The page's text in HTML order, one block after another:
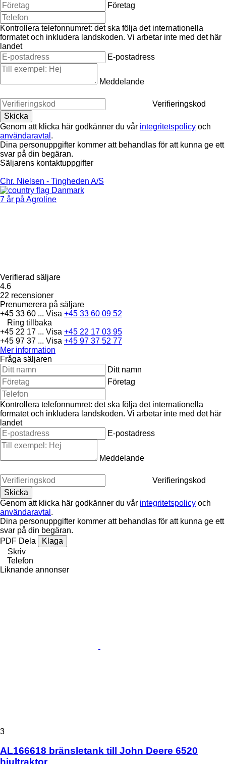
Företag
Kontrollera telefonnumret: det ska följa det internationella
formatet och inkludera landskoden. Vi arbetar inte med det här
landet
E-postadress
Meddelande
Verifieringskod
Genom att klicka här godkänner du vår integritetspolicy och
användaravtal .
Dina personuppgifter kommer att behandlas för att kunna ge ett
svar på din begäran.
Säljarens kontaktuppgifter
Chr. Nielsen - Tingheden A/S
Danmark
7 år på Agroline
Verifierad säljare
4.6
22 recensioner
Prenumerera på säljare
+45 33 60 ... Visa +45 33 60 09 52
Ring tillbaka
+45 22 17 ... Visa +45 22 17 03 95
+45 97 37 ... Visa +45 97 37 52 77
Mer information
Fråga säljaren
Ditt namn
Företag
Kontrollera telefonnumret: det ska följa det internationella
formatet och inkludera landskoden. Vi arbetar inte med det här
landet
E-postadress
Meddelande
Verifieringskod
Genom att klicka här godkänner du vår integritetspolicy och
användaravtal .
Dina personuppgifter kommer att behandlas för att kunna ge ett
svar på din begäran.
PDF Dela
Klaga
Skriv
Telefon
Liknande annonser
3
AL166618 bränsletank till John Deere 6520
hjultraktor